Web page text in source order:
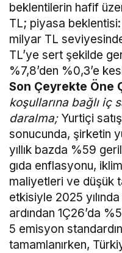
beklentilerin hafif
TL; piyasa
milyar TL
TL’ye sert şekilde
%7,8’den %0,3’e
Son Çeyrekte Öne
koşullarına bağlı iç
daralma; Yurtiçi
sonucunda, şirketin
yıllık bazda %59
gıda enflasyonu,
maliyetleri ve düşük
etkisiyle 2025
ardından 1Ç26’da
5 emisyon
tamamlanırken,